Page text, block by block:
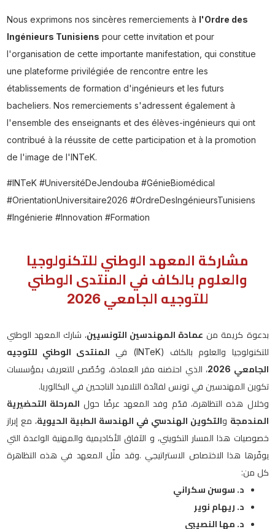
Nous exprimons nos sincères remerciements à l'Ordre des
Ingénieurs Tunisiens pour cette invitation et pour
l'organisation de cette importante manifestation, qui constitue
une plateforme privilégiée de rencontre entre les
établissements de formation d'ingénieurs et les futurs
bacheliers. Nos remerciements s'adressent également à
l'ensemble des enseignants et des élèves-ingénieurs qui ont
contribué à la réussite de cette participation et à la promotion
de l'image de l'INTeK.
#INTeK #UniversitéDeJendouba #GénieBiomédical
#OrientationUniversitaire2026 #OrdreDesIngénieursTunisiens
#Ingénierie #Innovation #Formation
مشاركة المعهد الوطني للتكنولوجيا
والعلوم بالكاف في المنتدى الوطني
للتوجيه الجامعي 2026
بدعوة كريمة من عمادة المهندسين التونسيين، شارك المعهد الوطني
للتكنولوجيا والعلوم بالكاف (INTeK) في المنتدى الوطني للتوجيه
الجامعي 2026
، الذي احتضنه مقر العمادة، وخُصّص للتعريف بمؤسسات
تكوين المهندسين في تونس لفائدة التلاميذ الناجحين في البكالوريا.
وخلال هذه التظاهرة، قدّم وفد المعهد عرضًا حول المرحلة التحضيرية
المندمجة والتكوين الهندسي في الهندسة الطبية الحيوية، مع إبراز
خصوصيات هذا المسار التكويني، و الآفاق الأكاديمية والمهنية الواعدة التي
يوفّرها هذا الاختصاص الاستراتيجي .وقد مثّل المعهد في هذه التظاهرة
كل من:
د. سوسن سكراني
د. ريهام نوير
د. مها النصيبي